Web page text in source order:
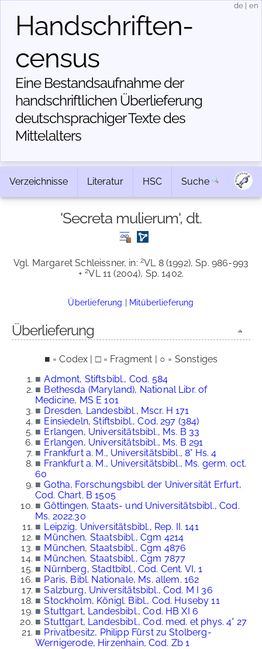
Handschriften­
census
Eine Bestandsaufnahme der
handschriftlichen Über­lieferung
deutschsprachiger Texte des
Mittelalters
de en
Verzeichnisse Literatur HSC Suche
'Secreta mulierum', dt.
Vgl. Margaret Schleissner, in: 2VL 8 (1992), Sp. 986-993
+2VL 11 (2004), Sp. 1402.
Überlieferung | Mitüberlieferung
Überlieferung
■ = Codex | □ = Fragment | ○ = Sonstiges
■ Admont, Stiftsbibl., Cod. 584
■ Bethesda (Maryland), National Libr. of
Medicine, MS E 101
■ Dresden, Landesbibl., Mscr. H 171
■ Einsiedeln, Stiftsbibl., Cod. 297 (384)
■ Erlangen, Universitätsbibl., Ms. B 33
■ Erlangen, Universitätsbibl., Ms. B 291
■ Frankfurt a. M., Universitätsbibl., 8° Hs. 4
■ Frankfurt a. M., Universitätsbibl., Ms. germ. oct.
60
■ Gotha, Forschungsbibl. der Universität Erfurt,
Cod. Chart. B 1505
■ Göttingen, Staats- und Universitätsbibl., Cod.
Ms. 2022.30
■ Leipzig, Universitätsbibl., Rep. II. 141
■ München, Staatsbibl., Cgm 4214
■ München, Staatsbibl., Cgm 4876
■ München, Staatsbibl., Cgm 7877
■ Nürnberg, Stadtbibl., Cod. Cent. VI, 1
■ Paris, Bibl. Nationale, Ms. allem. 162
■ Salzburg, Universitätsbibl., Cod. M I 36
■ Stockholm, Königl. Bibl., Cod. Huseby 11
■ Stuttgart, Landesbibl., Cod. HB XI 6
■ Stuttgart, Landesbibl., Cod. med. et phys. 4° 27
■ Privatbesitz, Philipp Fürst zu Stolberg-
Wernigerode, Hirzenhain, Cod. Zb 1